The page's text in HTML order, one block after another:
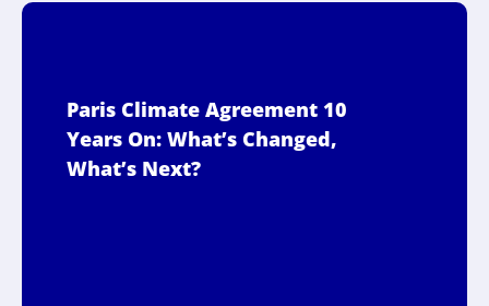
Paris Climate Agreement 10
Years On: What’s Changed,
What’s Next?